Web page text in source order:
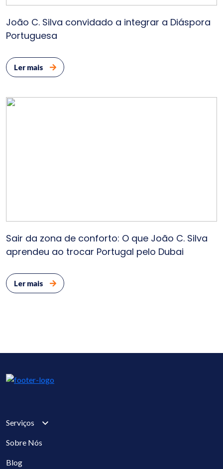
João C. Silva convidado a integrar a Diáspora
Portuguesa
Ler mais
Sair da zona de conforto: O que João C. Silva
aprendeu ao trocar Portugal pelo Dubai
Ler mais
Serviços
Sobre Nós
Blog